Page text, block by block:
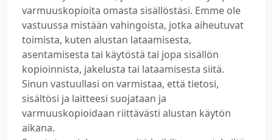
varmuuskopioita omasta sisällöstäsi. Emme ole
vastuussa mistään vahingoista, jotka aiheutuvat
toimista, kuten alustan lataamisesta,
asentamisesta tai käytöstä tai jopa sisällön
kopioinnista, jakelusta tai lataamisesta siitä.
Sinun vastuullasi on varmistaa, että tietosi,
sisältösi ja laitteesi suojataan ja
varmuuskopioidaan riittävästi alustan käytön
aikana.